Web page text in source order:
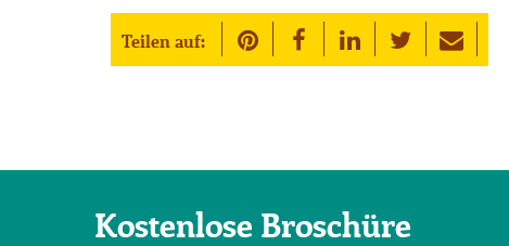
Teilen auf:
Kostenlose Broschüre